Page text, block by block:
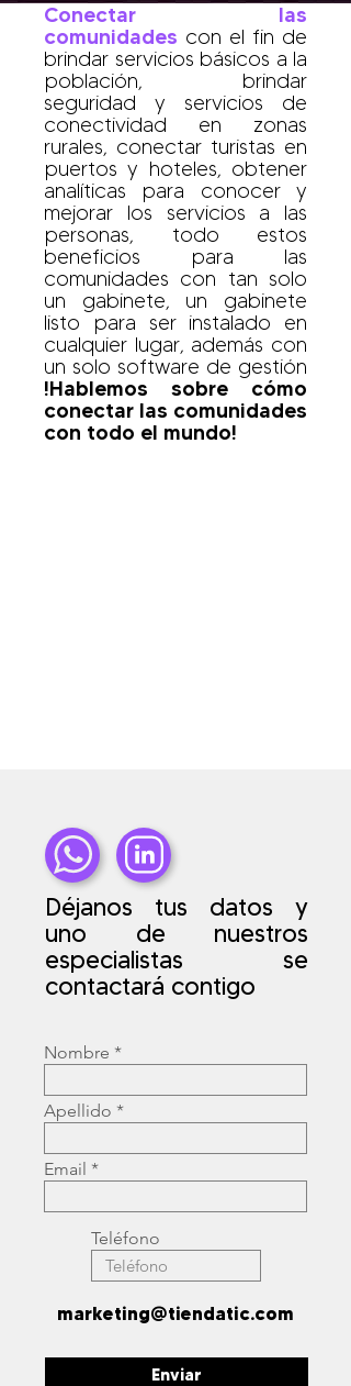
Conectar las
comunidades con el fin de
brindar servicios básicos a la
población, brindar
seguridad y servicios de
conectividad en zonas
rurales, conectar turistas en
puertos y hoteles, obtener
analíticas para conocer y
mejorar los servicios a las
personas, todo estos
beneficios para las
comunidades con tan solo
un gabinete, un gabinete
listo para ser instalado en
cualquier lugar, además con
un solo software de gestión
!Hablemos sobre cómo
conectar las comunidades
con todo el mundo!
Déjanos tus datos y
uno de nuestros
especialistas se
contactará contigo
Nombre
Apellido
Email
Teléfono
marketing@tiendatic.com
Enviar